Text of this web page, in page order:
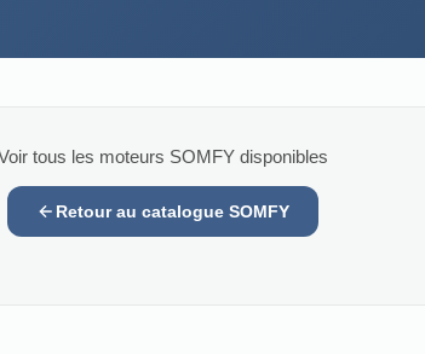
tous les moteurs SOMFY disponibles
Retour au catalogue SOMFY